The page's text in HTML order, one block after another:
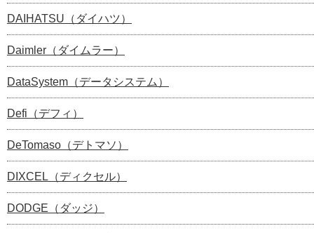
DAIHATSU（ダイハツ）
Daimler（ダイムラー）
DataSystem（データシステム）
Defi（デフィ）
DeTomaso（デトマソ）
DIXCEL（ディクセル）
DODGE（ダッジ）